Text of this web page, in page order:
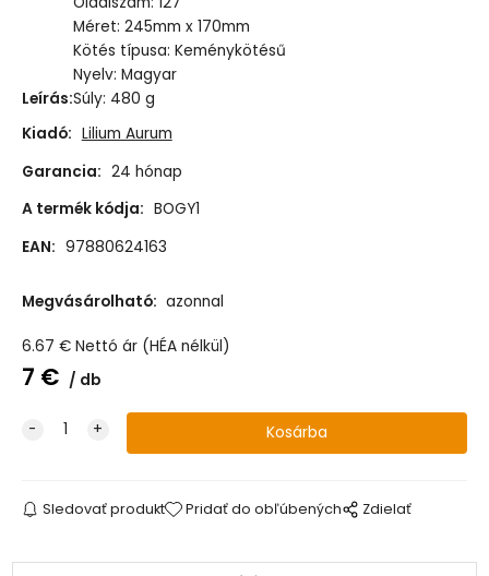
Leírás:
Méret: 245mm x 170mm
Kötés típusa: Keménykötésű
Nyelv: Magyar
Súly: 480 g
Kiadó: Lilium Aurum
Garancia: 24 hónap
A termék kódja: BOGY1
EAN: 97880624163
Megvásárolható: azonnal
6.67 € Nettó ár (HÉA nélkül)
7 € db
Sledovať produkt Pridať do obľúbených Zdielať